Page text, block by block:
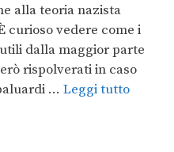
alla teoria nazista
curioso vedere come i
dalla maggior parte
rispolverati in caso
… Leggi tutto